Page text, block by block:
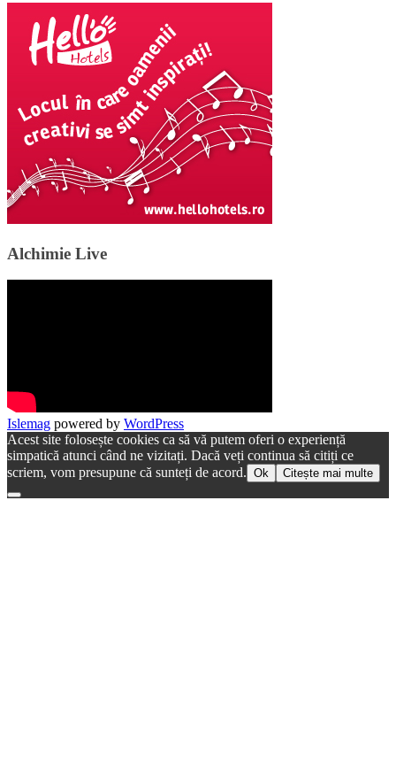
Alchimie Live
Islemag powered by WordPress
Acest site folosește cookies ca să vă putem oferi o experiență
simpatică atunci când ne vizitați. Dacă veți continua să citiți ce
scriem, vom presupune că sunteți de acord. Ok Citește mai multe